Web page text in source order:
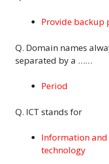
Provide backup
Q. Domain names
separated by a ……
Period
Q. ICT stands for
Information
technology